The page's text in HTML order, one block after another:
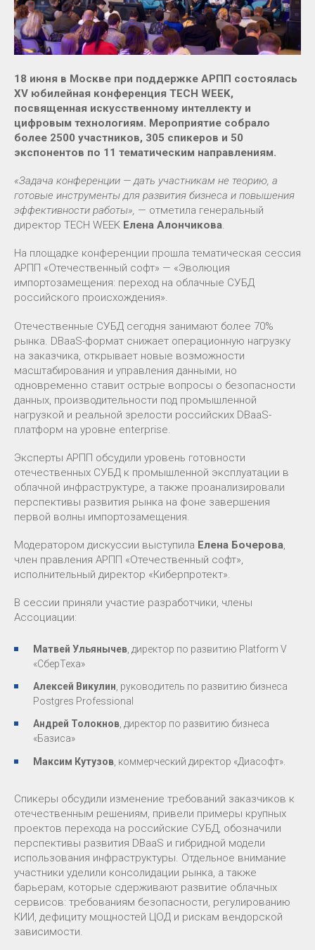
18 июня в Москве при поддержке АРПП состоялась
XV юбилейная конференция TECH WEEK,
посвященная искусственному интеллекту и
цифровым технологиям. Мероприятие собрало
более 2500 участников, 305 спикеров и 50
экспонентов по 11 тематическим направлениям.
«Задача конференции — дать участникам не теорию, а
готовые инструменты для развития бизнеса и повышения
эффективности работы», — отметила генеральный
директор TECH WEEK Елена Алончикова.
На площадке конференции прошла тематическая сессия
АРПП «Отечественный софт» — «Эволюция
импортозамещения: переход на облачные СУБД
российского происхождения».
Отечественные СУБД сегодня занимают более 70%
рынка. DBaaS-формат снижает операционную нагрузку
на заказчика, открывает новые возможности
масштабирования и управления данными, но
одновременно ставит острые вопросы о безопасности
данных, производительности под промышленной
нагрузкой и реальной зрелости российских DBaaS-
платформ на уровне enterprise.
Эксперты АРПП обсудили уровень готовности
отечественных СУБД к промышленной эксплуатации в
облачной инфраструктуре, а также проанализировали
перспективы развития рынка на фоне завершения
первой волны импортозамещения.
Модератором дискуссии выступила Елена Бочерова,
член правления АРПП «Отечественный софт»,
исполнительный директор «Киберпротект».
В сессии приняли участие разработчики, члены
Ассоциации:
Матвей Ульянычев , директор по развитию Platform V
«СберТеха»
Алексей Викулин, руководитель по развитию бизнеса
Postgres Professional
Андрей Толокнов, директор по развитию бизнеса
«Базиса»
Максим Кутузов , коммерческий директор «Диасофт».
Спикеры обсудили изменение требований заказчиков к
отечественным решениям, привели примеры крупных
проектов перехода на российские СУБД, обозначили
перспективы развития DBaaS и гибридной модели
использования инфраструктуры. Отдельное внимание
участники уделили консолидации рынка, а также
барьерам, которые сдерживают развитие облачных
сервисов: требованиям безопасности, регулированию
КИИ, дефициту мощностей ЦОД и рискам вендорской
зависимости.